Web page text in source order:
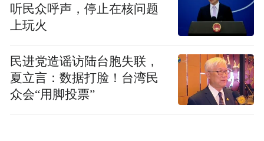
税，目前车购税税率为10%，新能源汽车减
半征税意味着实际税率为5%。
听民众呼声，停止在核问题
上玩火
民进党造谣访陆台胞失联，
夏立言：数据打脸！台湾民
众会“用脚投票”